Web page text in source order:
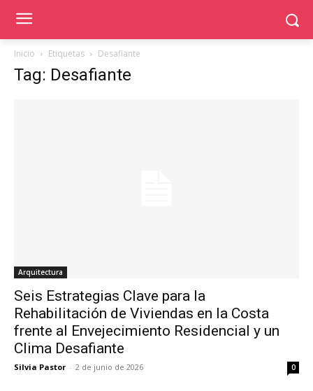
Inicio Etiquetas Desafiante
Tag: Desafiante
Arquitectura
Seis Estrategias Clave para la
Rehabilitación de Viviendas en la Costa
frente al Envejecimiento Residencial y un
Clima Desafiante
Silvia Pastor - 2 de junio de 2026 0